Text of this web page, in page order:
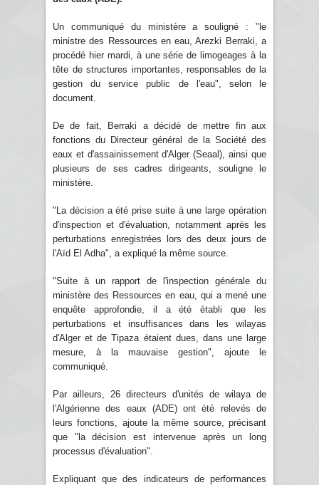
Un communiqué du ministère a souligné : "le
ministre des Ressources en eau, Arezki Berraki, a
procédé hier mardi, à une série de limogeages à la
tête de structures importantes, responsables de la
gestion du service public de l'eau", selon le
document.
De de fait, Berraki a décidé de mettre fin aux
fonctions du Directeur général de la Société des
eaux et d'assainissement d'Alger (Seaal), ainsi que
plusieurs de ses cadres dirigeants, souligne le
ministère.
"La décision a été prise suite à une large opération
d'inspection et d'évaluation, notamment après les
perturbations enregistrées lors des deux jours de
l'Aïd El Adha", a expliqué la même source.
"Suite à un rapport de l'inspection générale du
ministère des Ressources en eau, qui a mené une
enquête approfondie, il a été établi que les
perturbations et insuffisances dans les wilayas
d'Alger et de Tipaza étaient dues, dans une large
mesure, à la mauvaise gestion", ajoute le
communiqué.
Par ailleurs, 26 directeurs d'unités de wilaya de
l'Algérienne des eaux (ADE) ont été relevés de
leurs fonctions, ajoute la même source, précisant
que "la décision est intervenue après un long
processus d'évaluation".
Expliquant que des indicateurs de performances